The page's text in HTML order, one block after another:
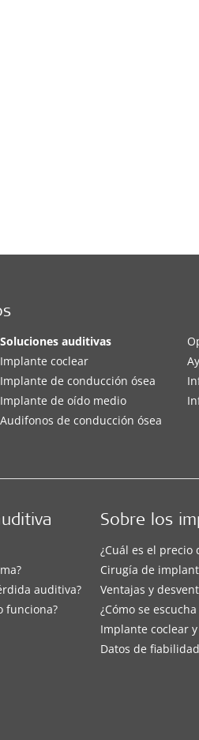
Soluciones auditivas
Implante coclear
Implante de conducción ósea
Implante de oído medio
Audifonos de conducción ósea
auditiva?
funciona?
Sobre los
¿Cuál es el
Cirugía de
Ventajas y
¿Cómo se
Implante coclear
Datos de